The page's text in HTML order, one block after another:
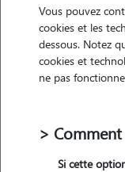
• 22 ans
Garde
chez le Pet Sitter
Vous pouvez
cookies et les
dessous. Notez
cookies et
ne pas
>
Si cette